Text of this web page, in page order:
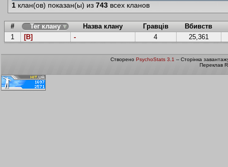
1клан(ов) показан(ы) из 743всех кланов
# Тег клану Назва клану Гравців
Вбивств
1
[B] - 4 25,361
Створено PsychoStats 3.1 -- Сторінка
Переклав